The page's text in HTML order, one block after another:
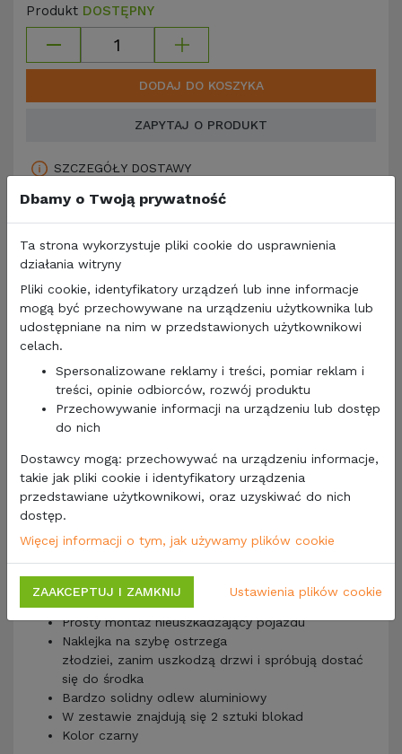
Produkt DOSTĘPNY
DODAJ DO KOSZYKA
ZAPYTAJ O PRODUKT
SZCZEGÓŁY DOSTAWY
Opis produktu
Producent
Zabezpieczenie drzwi kabiny kierowcy z zamkiem
na klucz
Pasuje do: Peugeot Boxer od 2006
Pasuje do: Citroen Jumper od 2006
Bezolejowe mechanizmy z Gliss-Coat
Praktyczny i przyjazny dla użytkownika w obsłudze
Prosty montaż nieuszkadzający pojazdu
Naklejka na szybę ostrzega
złodziei, zanim uszkodzą drzwi i spróbują dostać
się do środka
Bardzo solidny odlew aluminiowy
W zestawie znajdują się 2 sztuki blokad
Kolor czarny
Dbamy o Twoją prywatność
Ta strona wykorzystuje pliki cookie do usprawnienia
działania witryny
Pliki cookie, identyfikatory urządzeń lub inne informacje
mogą być przechowywane na urządzeniu użytkownika lub
udostępniane na nim w przedstawionych użytkownikowi
celach.
Spersonalizowane reklamy i treści, pomiar reklam i
treści, opinie odbiorców, rozwój produktu
Przechowywanie informacji na urządzeniu lub dostęp
do nich
Dostawcy mogą: przechowywać na urządzeniu informacje,
takie jak pliki cookie i identyfikatory urządzenia
przedstawiane użytkownikowi, oraz uzyskiwać do nich
dostęp.
Więcej informacji o tym, jak używamy plików cookie
ZAAKCEPTUJ I ZAMKNIJ Ustawienia plików cookie